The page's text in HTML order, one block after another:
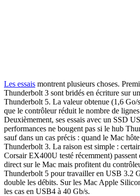
Les essais montrent plusieurs choses.
Thunderbolt 3 sont bridés en écriture sur
Thunderbolt 5. La valeur obtenue (1,6
que le contrôleur réduit le nombre de
Deuxièmement, ses essais avec un SSD
performances ne bougent pas si le hub
sauf dans un cas précis : quand le Mac
Thunderbolt 3. La raison est simple :
Corsair EX400U testé récemment)
direct sur le Mac mais profitent du
Thunderbolt 5 pour travailler en USB 3.2
double les débits. Sur les Mac Apple
les cas en USB4 à 40 Gb/s.